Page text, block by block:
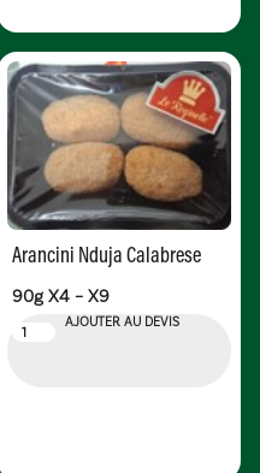
Arancini Nduja Calabrese
90g X4 – X9
AJOUTER AU DEVIS